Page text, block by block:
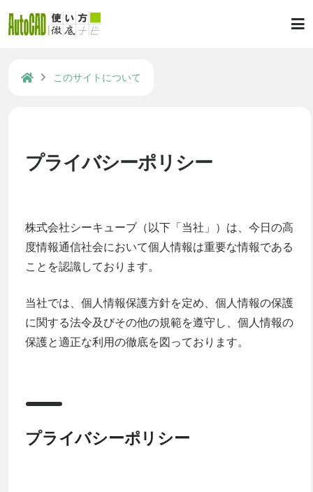
このサイトについて
プライバシーポリシー
株式会社シーキューブ（以下「当社」）は、今日の高
度情報通信社会において個人情報は重要な情報である
ことを認識しております。
当社では、個人情報保護方針を定め、個人情報の保護
に関する法令及びその他の規範を遵守し、個人情報の
保護と適正な利用の徹底を図っております。
プライバシーポリシー